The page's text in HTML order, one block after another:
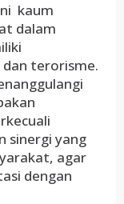
kaum
dalam
terorisme.
sinergi yang
agar
dengan